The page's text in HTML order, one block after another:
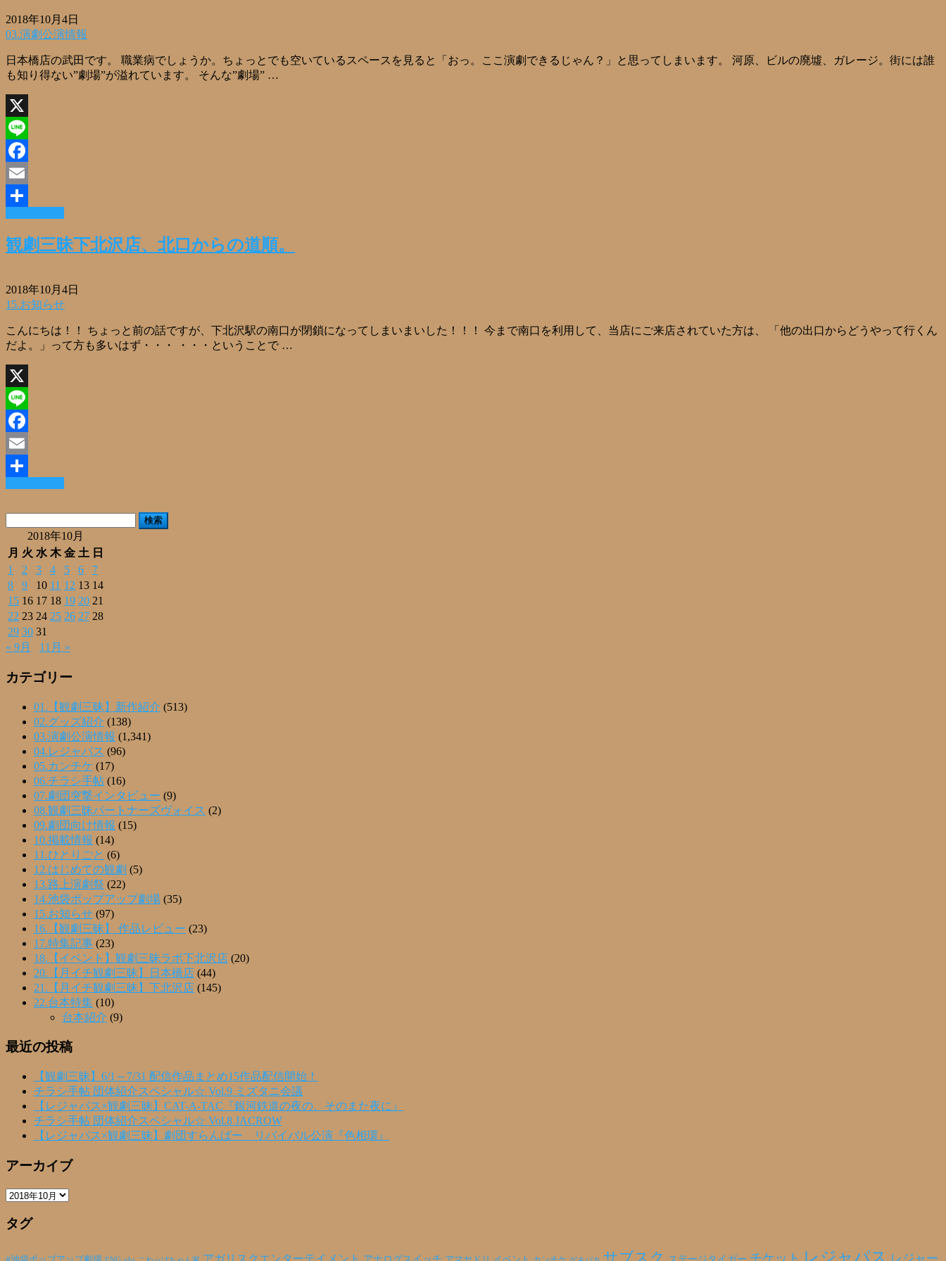
2018年10月4日
03.演劇公演情報
日本橋店の武田です。 職業病でしょうか。ちょっとでも空いているスペースを見ると「おっ。ここ演劇できるじゃん？」と思ってしまいます。 河原、ビルの廃墟、ガレージ。街には誰
も知り得ない”劇場”が溢れています。 そんな”劇場” …
X
Line
Facebook
Email
共
有
観劇三昧下北沢店、北口からの道順。
2018年10月4日
15.お知らせ
こんにちは！！ ちょっと前の話ですが、下北沢駅の南口が閉鎖になってしまいまいした！！！ 今まで南口を利用して、当店にご来店されていた方は、 「他の出口からどうやって行くん
だよ。」って方も多いはず・・・ ・・・ということで …
X
Line
Facebook
Email
共
有
2018年10月
月 火 水 木 金 土 日
1
2 3 4 5 6
7
8
9 10 11 12 13 14
15 16 17 18 19 20 21
22 23 24 25 26 27 28
29 30 31
« 9月
11月 »
カテゴリー
01.【観劇三昧】新作紹介 (513)
02.グッズ紹介 (138)
03.演劇公演情報 (1,341)
04.レジャパス (96)
05.カンチケ (17)
06.チラシ手帖 (16)
07.劇団突撃インタビュー (9)
08.観劇三昧パートナーズヴォイス (2)
09.劇団向け情報 (15)
10.掲載情報 (14)
11.ひとりごと (6)
12.はじめての観劇 (5)
13.路上演劇祭 (22)
14.池袋ポップアップ劇場 (35)
15.お知らせ (97)
16.【観劇三昧】 作品レビュー (23)
17.特集記事 (23)
18.【イベント】観劇三昧ラボ下北沢店 (20)
20.【月イチ観劇三昧】日本橋店 (44)
21.【月イチ観劇三昧】下北沢店 (145)
22.台本特集 (10)
台本紹介 (9)
最近の投稿
【観劇三昧】6/1～7/31 配信作品まとめ15作品配信開始！
チラシ手帖 団体紹介スペシャル☆ Vol.9 ミズタニ会議
【レジャパス×観劇三昧】CAT-A-TAC『銀河鉄道の夜の、そのまた夜に』
チラシ手帖 団体紹介スペシャル☆ Vol.8 JACROW
【レジャパス×観劇三昧】劇団すらんばー リバイバル公演『色相環』
アーカイブ
ア
カ
ブ
タグ
アガリスクエンターテイメント サブスク レジャパス